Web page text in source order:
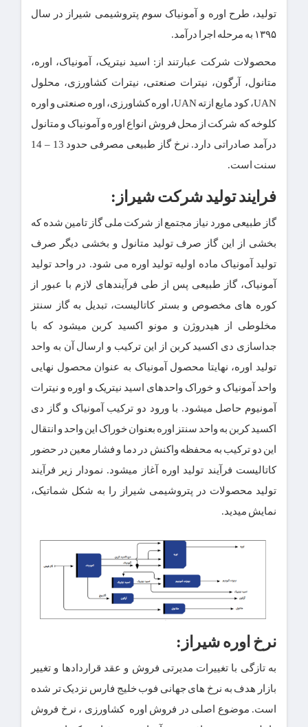
تولید، طرح اوره و آمونیاک سوم پتروشیمی شیراز در سال
۱۳۹۵ به مرحله اجرا درآمد.
محصولات شرکت عبارتند از: اسید نیتریک، آمونیاک، اوره،
متانول، آرگون، نیترات صنعتی، نیترات کشاورزی، محلول
UAN، کود مایع ازته UAN، اوره کشاورزی، اوره صنعتی و اوره
کلوخه که شرکت از محل فروش انواع اوره و آمونیاک و متانول
درآمد صادراتی دارد. نرخ گاز طبیعی مصرفی حدود 13 – 14
سنت است.
فرایند تولید شرکت شیراز:
گاز طبیعی مورد نیاز مجتمع از شرکت ملی گاز تامین شده که
بخشی از این گاز صرف تولید متانول و بخشی دیگر صرف
تولید آمونیاک ماده اولیه تولید اوره می شود. در واحد تولید
آمونیاک، گاز طبیعی پس از طی فرآیندهای لازم با عبور از
کوره های مخصوص و بستر کاتالیست، تبدیل به گاز سنتز
مخلوطی از هیدروژن و مونو اکسید کربن میشود که با
جداسازی دی اکسید کربن از این ترکیب و ارسال آن به واحد
تولید اوره، نهایتا محصول آمونیاک به عنوان محصول نهایی
واحد آمونیاک و خوراک واحدهای اسید نیتریک و اوره و نیترات
آمونیوم حاصل میشود. با ورود دو ترکیب آمونیاک و گاز دی
اکسید کربن به واحد سنتز اوره بعنوان خوراک این واحد و انتقال
این دو ترکیب به محفظه واکنش در دما و فشار معین در حضور
کاتالیست فرآیند تولید اوره آغاز میشود. نمودار زیر فرآیند
تولید محصولات در پتروشیمی شیراز را به شکل شماتیک،
نمایش میدید.
نرخ اوره شیراز:
به تازگی با تغییرات مدیرتی فروش و عقد قراردادها و تغییر
بازار هدف به نرخ های جهانی فوب خلیج فارس نزدیک تر شده
است. موضوع اصلی در فروش اوره کشاورزی ، نرخ فروش